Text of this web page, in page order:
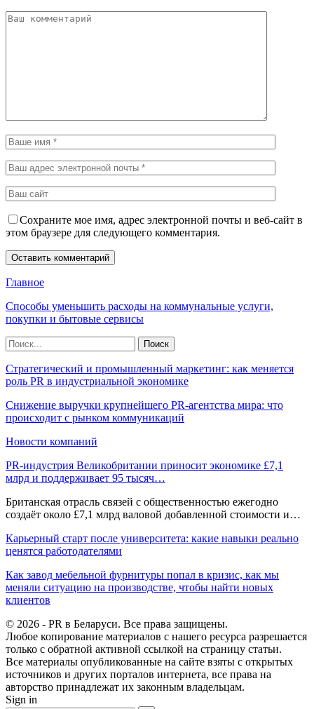
Сохраните мое имя, адрес электронной почты и веб-сайт в
этом браузере для следующего комментария.
Главное
Способы уменьшить расходы на коммунальные услуги,
покупки и бытовые сервисы
Стратегический и промышленный маркетинг: как меняется
роль PR в индустриальной экономике
Снижение выручки крупнейшего PR-агентства мира: что
происходит с рынком коммуникаций
Новости компаний
PR-индустрия Великобритании приносит экономике £7,1
млрд и поддерживает 95 тысяч…
Британская отрасль связей с общественностью ежегодно
создаёт около £7,1 млрд валовой добавленной стоимости и…
Карьерный старт после университета: какие навыки реально
ценятся работодателями
Как завод мебельной фурнитуры попал в кризис, как мы
меняли ситуацию на производстве, чтобы найти новых
клиентов
© 2026 - PR в Беларуси. Все права защищены.
Любое копирование материалов с нашего ресурса разрешается
только с обратной активной ссылкой на страницу статьи.
Все материалы опубликованные на сайте взяты с открытых
источников и других порталов интернета, все права на
авторство принадлежат их законным владельцам.
Sign in